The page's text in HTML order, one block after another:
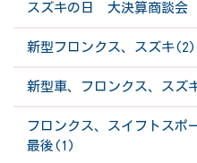
スズキの日 大決算商談
新型フロンクス、スズキ(2)
新型車、フロンクス、スズ
フロンクス、スイフトスポ
最後(1)